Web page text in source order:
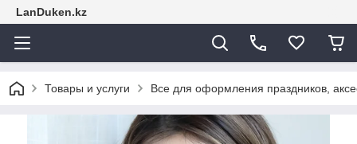
LanDuken.kz
Товары и услуги Все для оформления праздников,